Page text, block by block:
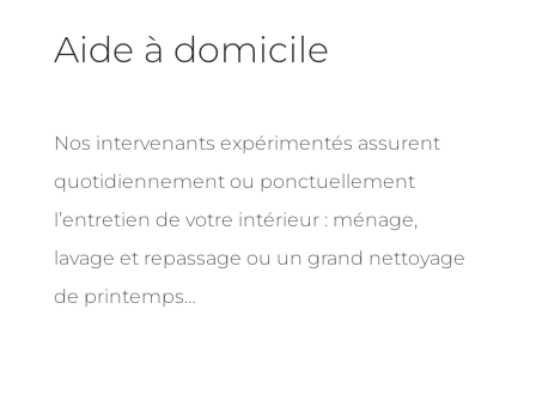
Aide à domicile
Nos intervenants expérimentés assurent
quotidiennement ou ponctuellement
l’entretien de votre intérieur : ménage,
lavage et repassage ou un grand nettoyage
de printemps…